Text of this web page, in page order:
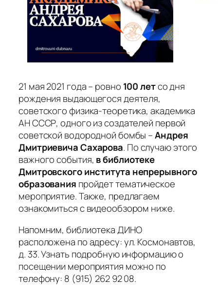
21 мая 2021 года – ровно 100 летсо дня
рождения выдающегося деятеля,
советского физика-теоретика, академика
АН СССР, одного из создателей первой
советской водородной бомбы –Андрея
Дмитриевича Сахарова. По случаю этого
важного события, в библиотеке
Дмитровского института непрерывного
образования пройдет тематическое
мероприятие. Также, предлагаем
ознакомиться с видеообзором ниже.
Напомним, библиотека ДИНО
расположена по адресу: ул. Космонавтов,
д. 33. Узнать подробную информацию о
посещении мероприятия можно по
телефону: 8 (915) 262 92 08.